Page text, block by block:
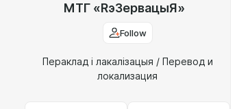
МТГ «RэЗервацыЯ»
Follow
Пераклад і лакалізацыя / Перевод и
локализация